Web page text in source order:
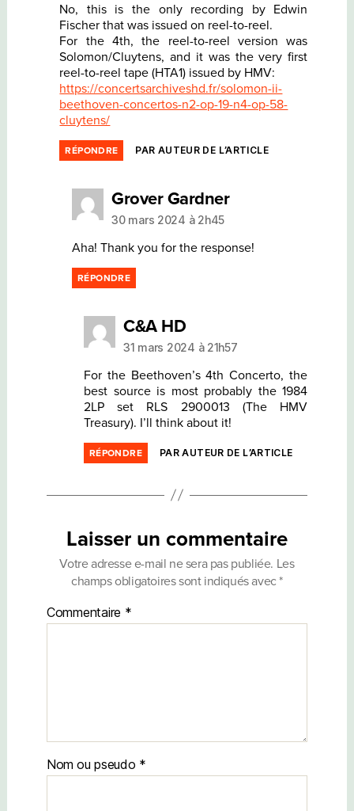
No, this is the only recording by Edwin
Fischer that was issued on reel-to-reel.
For the 4th, the reel-to-reel version was
Solomon/Cluytens, and it was the very first
reel-to-reel tape (HTA1) issued by HMV:
https://concertsarchiveshd.fr/solomon-ii-
beethoven-concertos-n2-op-19-n4-op-58-
cluytens/
RÉPONDRE PAR AUTEUR DE L’ARTICLE
Grover Gardnerdit :
30 mars 2024 à 2h45
Aha! Thank you for the response!
RÉPONDRE
C&A HDdit :
31 mars 2024 à 21h57
For the Beethoven’s 4th Concerto, the
best source is most probably the 1984
2LP set RLS 2900013 (The HMV
Treasury). I’ll think about it!
RÉPONDRE PAR AUTEUR DE L’ARTICLE
Laisser un commentaire
Votre adresse e-mail ne sera pas publiée. Les
champs obligatoires sont indiqués avec*
Commentaire *
Nom